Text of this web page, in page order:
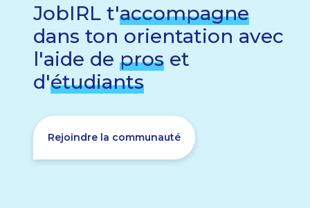
JobIRL t'accompagne
dans ton orientation avec
l'aide de pros et
d'étudiants
Rejoindre la communauté